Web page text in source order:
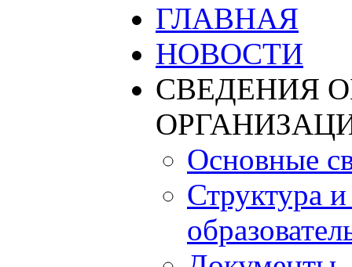
ГЛАВНАЯ
НОВОСТИ
СВЕДЕНИЯ
Основные
Структура